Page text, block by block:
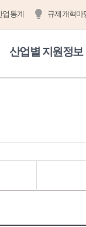
업통계 규제개혁마
산업별 지원정보